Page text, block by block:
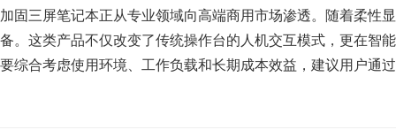
加固三屏笔记本正从专业领域向高端商用市场渗透。随着柔性
备。这类产品不仅改变了传统操作台的人机交互模式，更在智
要综合考虑使用环境、工作负载和长期成本效益，建议用户通